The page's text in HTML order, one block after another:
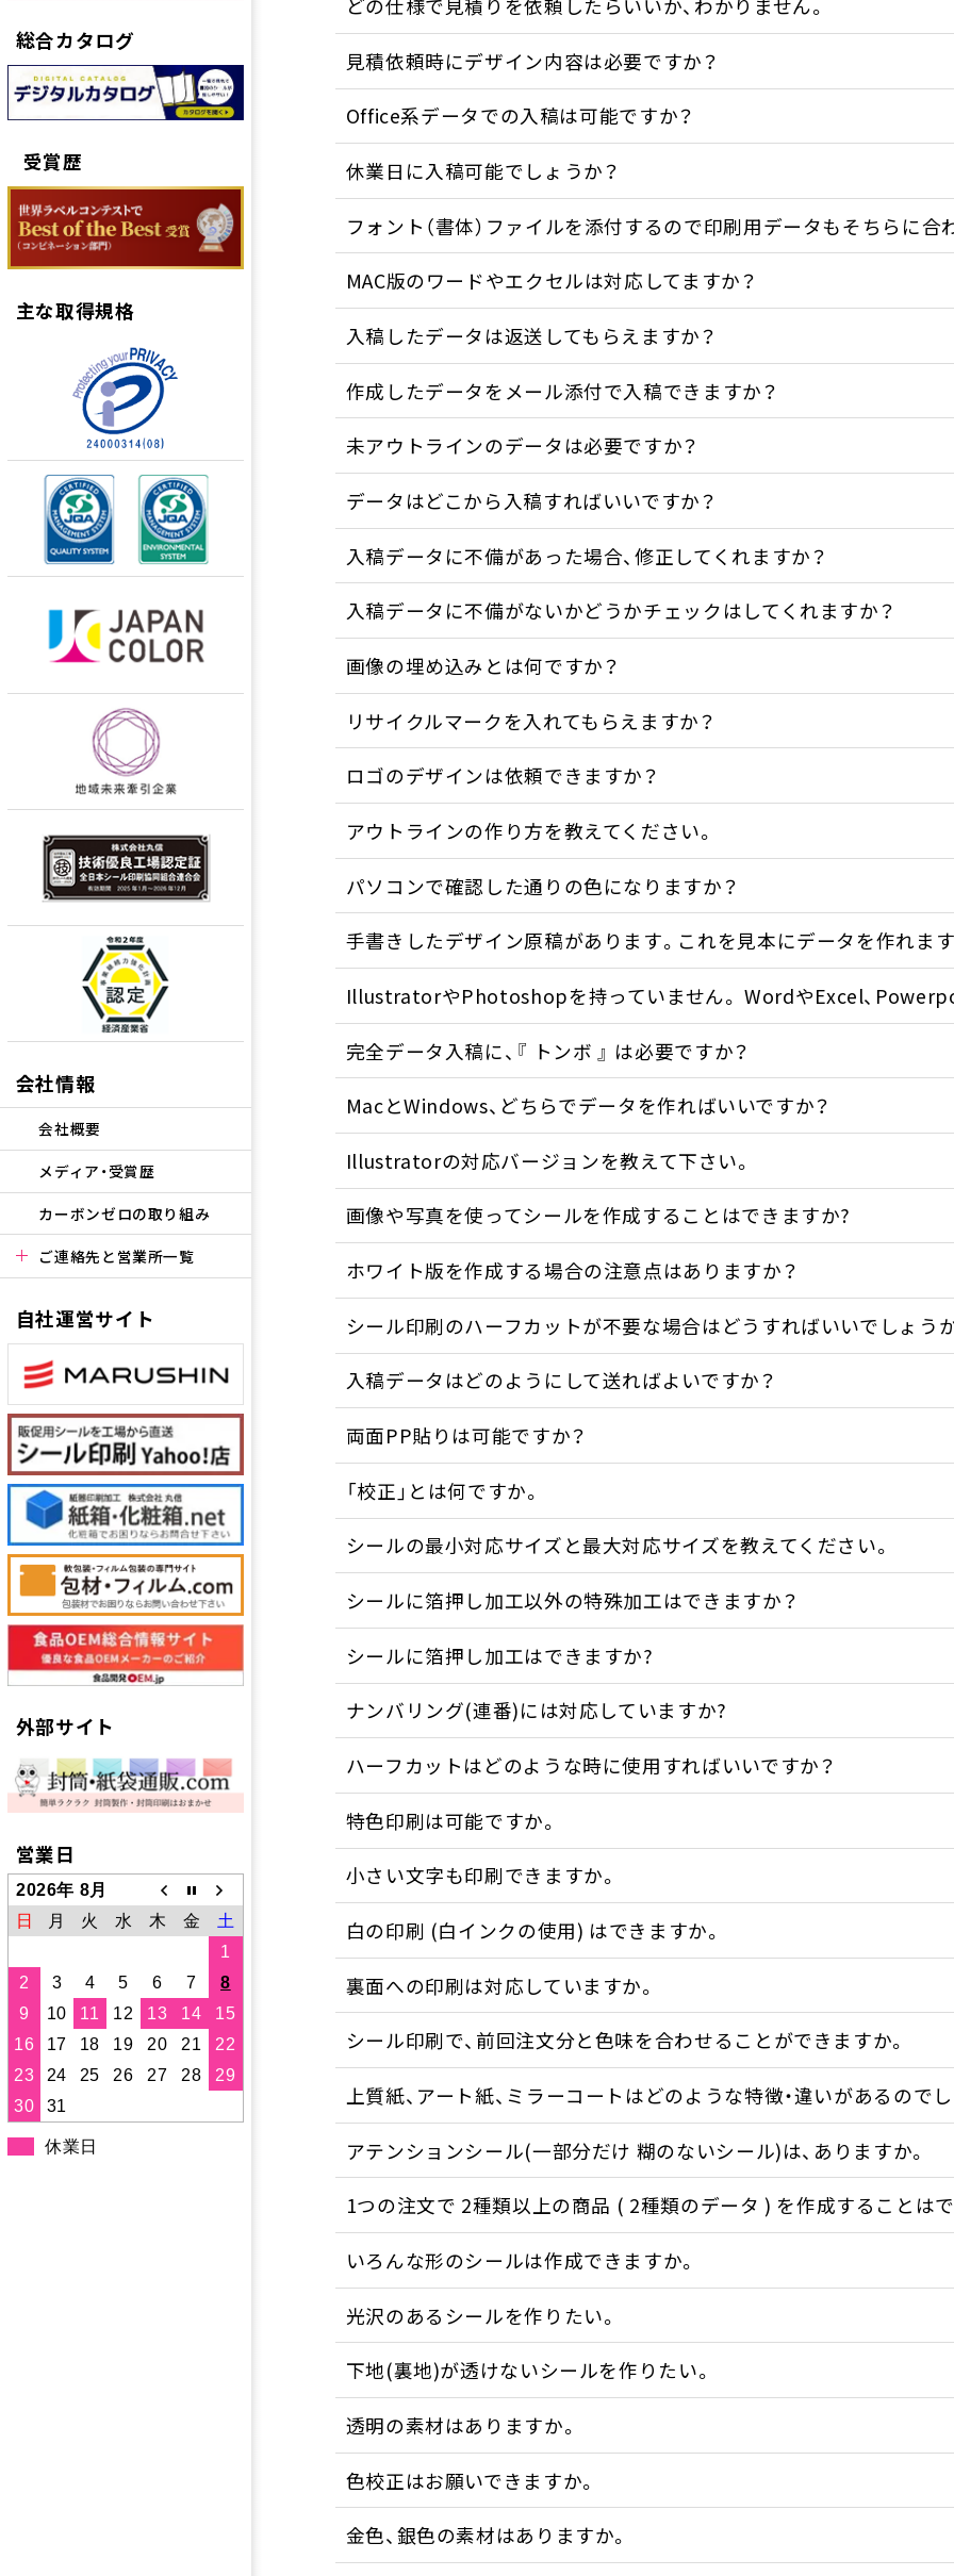
総合カタログ
受賞歴
主な取得規格
会社情報
会社概要
メディア・受賞歴
カーボンゼロの取り組み
ご連絡先と営業所一覧
自社運営サイト
外部サイト
営業日
2026年 8月
日
月 火 水 木 金
土
1
2
3 4 5 6 7
8
9
10 11 12 13 14
15
16
17 18 19 20 21
22
23
24 25 26 27 28
29
30
31
休業日
見積依頼時にデザイン内容は必要ですか？
Office系データでの入稿は可能ですか？
休業日に入稿可能でしょうか？
フォント（書体）ファイルを添付するので印刷用データもそちらに合
MAC版のワードやエクセルは対応してますか？
入稿したデータは返送してもらえますか？
作成したデータをメール添付で入稿できますか？
未アウトラインのデータは必要ですか？
データはどこから入稿すればいいですか？
入稿データに不備があった場合、修正してくれますか？
入稿データに不備がないかどうかチェックはしてくれますか？
画像の埋め込みとは何ですか？
リサイクルマークを入れてもらえますか？
ロゴのデザインは依頼できますか？
アウトラインの作り方を教えてください。
パソコンで確認した通りの色になりますか？
手書きしたデザイン原稿があります。これを見本にデータを作れま
IllustratorやPhotoshopを持っていません。 WordやExcel、
完全データ入稿に、『 トンボ 』 は必要ですか？
MacとWindows、どちらでデータを作ればいいですか？
Illustratorの対応バージョンを教えて下さい。
画像や写真を使ってシールを作成することはできますか?
ホワイト版を作成する場合の注意点はありますか？
シール印刷のハーフカットが不要な場合はどうすればいいでしょう
入稿データはどのようにして送ればよいですか？
両面PP貼りは可能ですか？
「校正」とは何ですか。
シールの最小対応サイズと最大対応サイズを教えてください。
シールに箔押し加工以外の特殊加工はできますか？
シールに箔押し加工はできますか?
ナンバリング(連番)には対応していますか?
ハーフカットはどのような時に使用すればいいですか？
特色印刷は可能ですか。
小さい文字も印刷できますか。
白の印刷 (白インクの使用) はできますか。
裏面への印刷は対応していますか。
シール印刷で、前回注文分と色味を合わせることができますか。
上質紙、アート紙、ミラーコートはどのような特徴・違いがあるので
アテンションシール(一部分だけ 糊のないシール)は、ありますか。
1つの注文で 2種類以上の商品 ( 2種類のデータ ) を作成することは
いろんな形のシールは作成できますか。
光沢のあるシールを作りたい。
下地(裏地)が透けないシールを作りたい。
透明の素材はありますか。
色校正はお願いできますか。
金色、銀色の素材はありますか。